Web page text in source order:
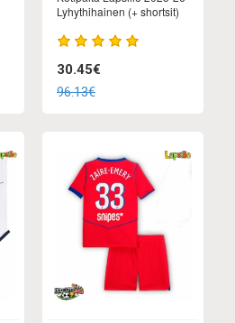
Lyhythihainen (+ shortsit)
30.45€
96.13€